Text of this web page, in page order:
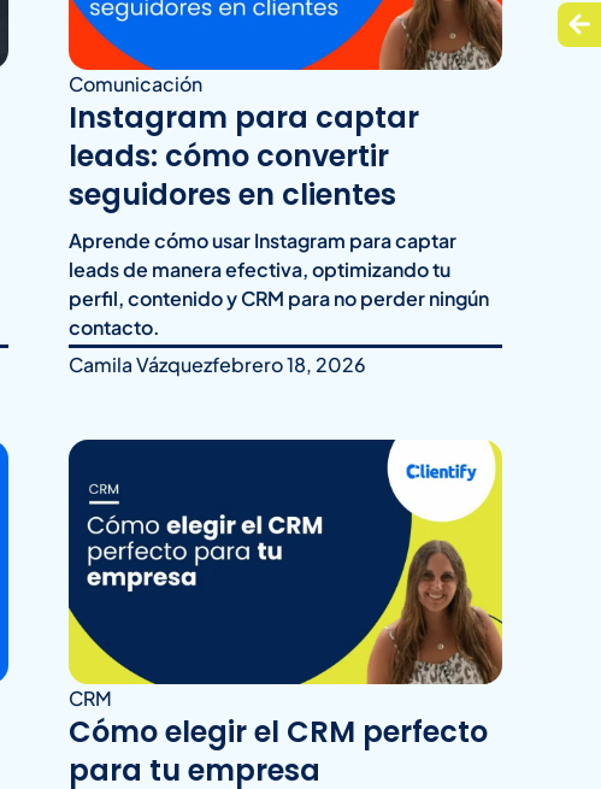
Comunicación
Instagram para captar
leads: cómo convertir
seguidores en clientes
Aprende cómo usar Instagram para captar
leads de manera efectiva, optimizando tu
perfil, contenido y CRM para no perder ningún
contacto.
Camila Vázquezfebrero 18, 2026
CRM
Cómo elegir el CRM perfecto
para tu empresa